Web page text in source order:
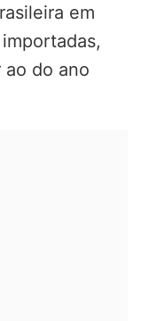
em
do ano